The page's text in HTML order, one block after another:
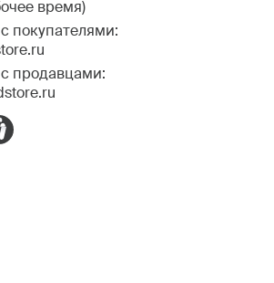
время)
покупателями:
с продавцами: